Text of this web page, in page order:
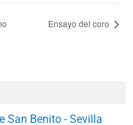
Ensayo del coro
San Benito - Sevilla